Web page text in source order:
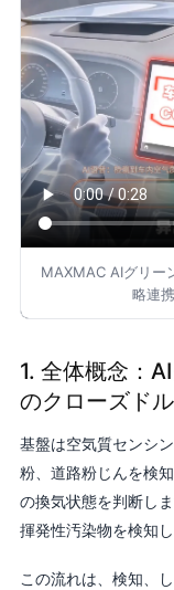
MAXMAC AIグリー
略連
1. 全体概念：
のクローズド
基盤は空気質センシ
粉、道路粉じんを検
の換気状態を判断し
揮発性汚染物を検知
この流れは、検知、